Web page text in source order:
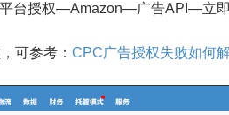
台授权—Amazon—广告API—立
可参考：CPC广告授权失败如何